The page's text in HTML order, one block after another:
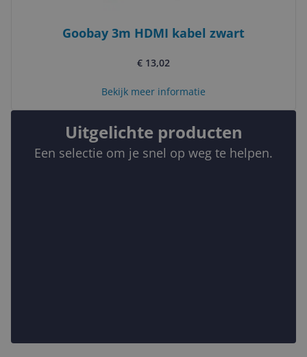
Goobay 3m HDMI kabel zwart
€ 13,02
Bekijk meer informatie
Uitgelichte producten
Een selectie om je snel op weg te helpen.